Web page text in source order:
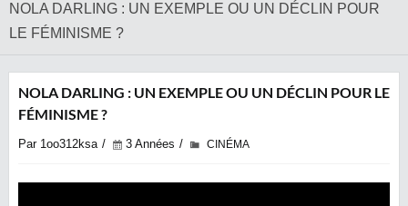
NOLA DARLING : UN EXEMPLE OU UN DÉCLIN POUR
LE FÉMINISME ?
NOLA DARLING : UN EXEMPLE OU UN DÉCLIN POUR LE
FÉMINISME ?
Par 1oo312ksa 3 Années CINÉMA